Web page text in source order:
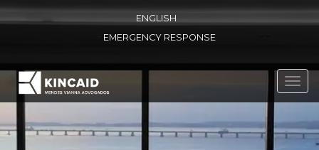
ENGLISH
EMERGENCY RESPONSE